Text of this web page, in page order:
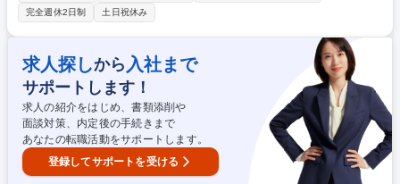
だより作成等） ■教員の相談対応 ■感染症等健康に関する情報整理 ■安全
管理、安全指導 ■課外活動等の安全管理 ■日本スポーツ振興センター関連
業務 ■カウンセリング業務 等 募集職種 【名古屋】ネットの高校での授業
担当（養護）
完全週休2日制
土日祝休み
求人探しから 入社まで
サポートします！
求人の紹介をはじめ、書類添削や
面談対策、内定後の手続きまで
あなたの転職活動をサポートします。
登録してサポートを受ける